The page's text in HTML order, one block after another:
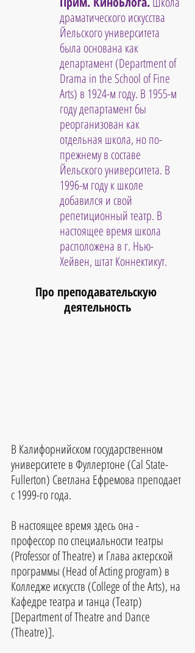
драматического искусства
Йельского университета
была основана как
департамент (Department of
Drama in the School of Fine
Arts) в 1924-м году. В 1955-м
году департамент бы
реорганизован как
отдельная школа, но по-
прежнему в составе
Йельского университета. В
1996-м году к школе
добавился и свой
репетиционный театр. В
настоящее время школа
расположена в г. Нью-
Хейвен, штат Коннектикут.
Про преподавательскую
деятельность
В Калифорнийском государственном
университете в Фуллертоне (Cal State-
Fullerton) Светлана Ефремова преподает
с 1999-го года.
В настоящее время здесь она -
профессор по специальности театры
(Professor of Theatre) и Глава актерской
программы (Head of Acting program) в
Колледже искусств (College of the Arts), на
Кафедре театра и танца (Театр)
[Department of Theatre and Dance
(Theatre)].